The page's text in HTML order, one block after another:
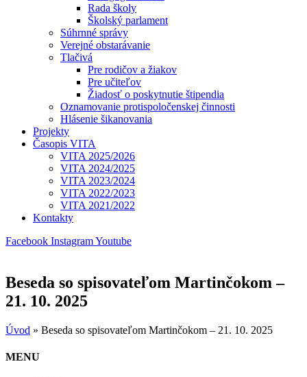
Rada školy
Školský parlament
Súhrnné správy
Verejné obstarávanie
Tlačivá
Pre rodičov a žiakov
Pre učiteľov
Žiadosť o poskytnutie štipendia
Oznamovanie protispoločenskej činnosti
Hlásenie šikanovania
Projekty
Časopis VITA
VITA 2025/2026
VITA 2024/2025
VITA 2023/2024
VITA 2022/2023
VITA 2021/2022
Kontakty
Facebook InstagramYoutube
Beseda so spisovateľom Martinčokom –
21. 10. 2025
Úvod » Beseda so spisovateľom Martinčokom – 21. 10. 2025
MENU